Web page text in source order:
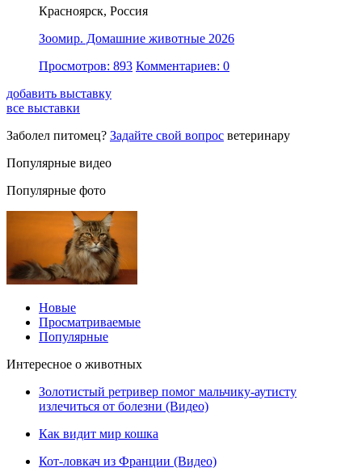
Красноярск, Россия
Зоомир. Домашние животные 2026
Просмотров: 893 Комментариев: 0
добавить выставку
все выставки
Заболел питомец? Задайте свой вопрос ветеринару
Популярные видео
Популярные фото
Новые
Просматриваемые
Популярные
Интересное о животных
Золотистый ретривер помог мальчику-аутисту
излечиться от болезни (Видео)
Как видит мир кошка
Кот-ловкач из Франции (Видео)